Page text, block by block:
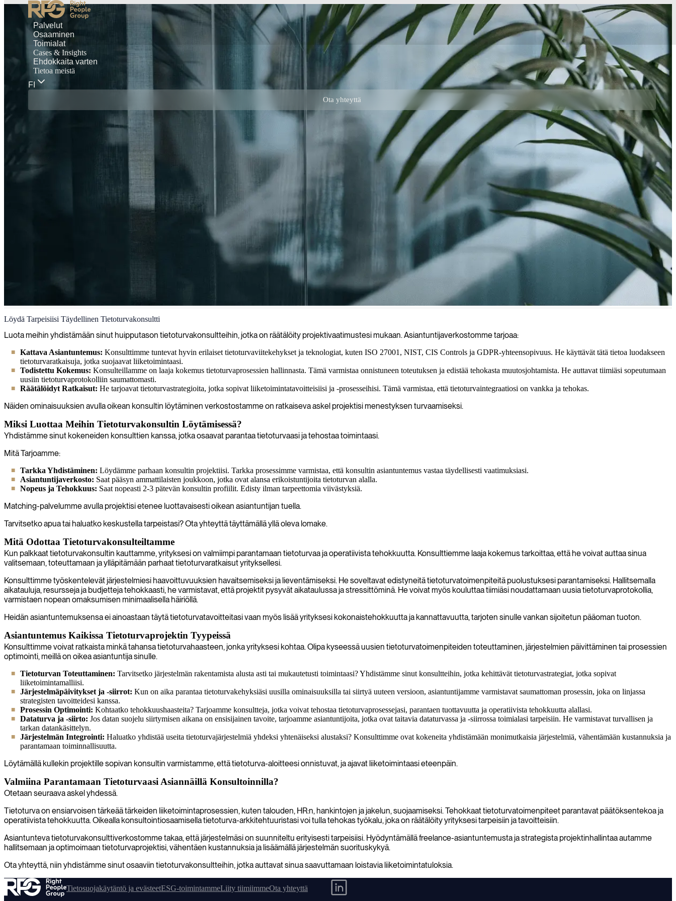
Palvelut
Osaaminen
Toimialat
Cases & Insights
Ehdokkaita varten
Tietoa meistä
FI
Ota yhteyttä
Tietoturva
Toimitamme tietoturva-asiantuntijoita, jotka vahvistavat kyberturvallisuuttasi uhkia vastaan yhä digitalisoituvassa maailmassa.
Löydä Tarpeisiisi Täydellinen Tietoturvakonsultti
Luota meihin yhdistämään sinut huipputason tietoturvakonsultteihin, jotka on räätälöity projektivaatimustesi mukaan. Asiantuntijaverkostomme tarjoaa:
Kattava Asiantuntemus: Konsulttimme tuntevat hyvin erilaiset tietoturvaviitekehykset ja teknologiat, kuten ISO 27001, NIST, CIS Controls ja GDPR-yhteensopivuus. He käyttävät tätä tietoa luodakseen
tietoturvaratkaisuja, jotka suojaavat liiketoimintaasi.
Todistettu Kokemus: Konsulteillamme on laaja kokemus tietoturvaprosessien hallinnasta. Tämä varmistaa onnistuneen toteutuksen ja edistää tehokasta muutosjohtamista. He auttavat tiimiäsi sopeutumaan
uusiin tietoturvaprotokolliin saumattomasti.
Räätälöidyt Ratkaisut: He tarjoavat tietoturvastrategioita, jotka sopivat liiketoimintatavoitteisiisi ja -prosesseihisi. Tämä varmistaa, että tietoturvaintegraatiosi on vankka ja tehokas.
Näiden ominaisuuksien avulla oikean konsultin löytäminen verkostostamme on ratkaiseva askel projektisi menestyksen turvaamiseksi.
Miksi Luottaa Meihin Tietoturvakonsultin Löytämisessä?
Yhdistämme sinut kokeneiden konsulttien kanssa, jotka osaavat parantaa tietoturvaasi ja tehostaa toimintaasi.
Mitä Tarjoamme:
Tarkka Yhdistäminen: Löydämme parhaan konsultin projektiisi. Tarkka prosessimme varmistaa, että konsultin asiantuntemus vastaa täydellisesti vaatimuksiasi.
Asiantuntijaverkosto: Saat pääsyn ammattilaisten joukkoon, jotka ovat alansa erikoistuntijoita tietoturvan alalla.
Nopeus ja Tehokkuus: Saat nopeasti 2-3 pätevän konsultin profiilit. Edisty ilman tarpeettomia viivästyksiä.
Matching-palvelumme avulla projektisi etenee luottavaisesti oikean asiantuntijan tuella.
Tarvitsetko apua tai haluatko keskustella tarpeistasi? Ota yhteyttä täyttämällä yllä oleva lomake.
Mitä Odottaa Tietoturvakonsulteiltamme
Kun palkkaat tietoturvakonsultin kauttamme, yrityksesi on valmiimpi parantamaan tietoturvaa ja operatiivista tehokkuutta. Konsulttiemme laaja kokemus tarkoittaa, että he voivat auttaa sinua
valitsemaan, toteuttamaan ja ylläpitämään parhaat tietoturvaratkaisut yrityksellesi.
Konsulttimme työskentelevät järjestelmiesi haavoittuvuuksien havaitsemiseksi ja lieventämiseksi. He soveltavat edistyneitä tietoturvatoimenpiteitä puolustuksesi parantamiseksi. Hallitsemalla
aikatauluja, resursseja ja budjetteja tehokkaasti, he varmistavat, että projektit pysyvät aikataulussa ja stressittöminä. He voivat myös kouluttaa tiimiäsi noudattamaan uusia tietoturvaprotokollia,
varmistaen nopean omaksumisen minimaalisella häiriöllä.
Heidän asiantuntemuksensa ei ainoastaan täytä tietoturvatavoitteitasi vaan myös lisää yrityksesi kokonaistehokkuutta ja kannattavuutta, tarjoten sinulle vankan sijoitetun pääoman tuoton.
Asiantuntemus Kaikissa Tietoturvaprojektin Tyypeissä
Konsulttimme voivat ratkaista minkä tahansa tietoturvahaasteen, jonka yrityksesi kohtaa. Olipa kyseessä uusien tietoturvatoimenpiteiden toteuttaminen, järjestelmien päivittäminen tai prosessien
optimointi, meillä on oikea asiantuntija sinulle.
Tietoturvan Toteuttaminen: Tarvitsetko järjestelmän rakentamista alusta asti tai mukautetusti toimintaasi? Yhdistämme sinut konsultteihin, jotka kehittävät tietoturvastrategiat, jotka sopivat
liiketoimintamalliisi.
Järjestelmäpäivitykset ja -siirrot: Kun on aika parantaa tietoturvakehyksiäsi uusilla ominaisuuksilla tai siirtyä uuteen versioon, asiantuntijamme varmistavat saumattoman prosessin, joka on linjassa
strategisten tavoitteidesi kanssa.
Prosessin Optimointi: Kohtaatko tehokkuushaasteita? Tarjoamme konsultteja, jotka voivat tehostaa tietoturvaprosessejasi, parantaen tuottavuutta ja operatiivista tehokkuutta alallasi.
Dataturva ja -siirto: Jos datan suojelu siirtymisen aikana on ensisijainen tavoite, tarjoamme asiantuntijoita, jotka ovat taitavia dataturvassa ja -siirrossa toimialasi tarpeisiin. He varmistavat turvallisen ja
tarkan datankäsittelyn.
Järjestelmän Integrointi: Haluatko yhdistää useita tietoturvajärjestelmiä yhdeksi yhtenäiseksi alustaksi? Konsulttimme ovat kokeneita yhdistämään monimutkaisia järjestelmiä, vähentämään kustannuksia ja
parantamaan toiminnallisuutta.
Löytämällä kullekin projektille sopivan konsultin varmistamme, että tietoturva-aloitteesi onnistuvat, ja ajavat liiketoimintaasi eteenpäin.
Valmiina Parantamaan Tietoturvaasi Asiannäillä Konsultoinnilla?
Otetaan seuraava askel yhdessä.
Tietoturva on ensiarvoisen tärkeää tärkeiden liiketoimintaprosessien, kuten talouden, HR:n, hankintojen ja jakelun, suojaamiseksi. Tehokkaat tietoturvatoimenpiteet parantavat päätöksentekoa ja
operatiivista tehokkuutta. Oikealla konsultointiosaamisella tietoturva-arkkitehtuuristasi voi tulla tehokas työkalu, joka on räätälöity yrityksesi tarpeisiin ja tavoitteisiin.
Asiantunteva tietoturvakonsulttiverkostomme takaa, että järjestelmäsi on suunniteltu erityisesti tarpeisiisi. Hyödyntämällä freelance-asiantuntemusta ja strategista projektinhallintaa autamme
hallitsemaan ja optimoimaan tietoturvaprojektisi, vähentäen kustannuksia ja lisäämällä järjestelmän suorituskykyä.
Ota yhteyttä, niin yhdistämme sinut osaaviin tietoturvakonsultteihin, jotka auttavat sinua saavuttamaan loistavia liiketoimintatuloksia.
Tietosuojakäytäntö ja evästeetESG-toimintammeLiity tiimiimmeOta yhteyttä